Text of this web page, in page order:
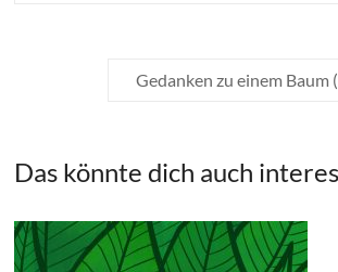
Gedanken zu einem Baum
Das könnte dich auch